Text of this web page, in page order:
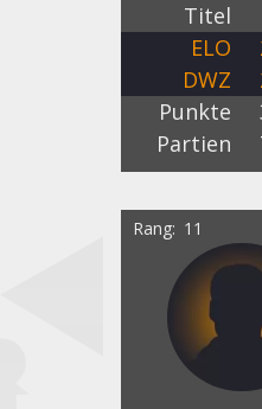
Titel
ELO
DWZ
Punkte
Partien
Rang 11